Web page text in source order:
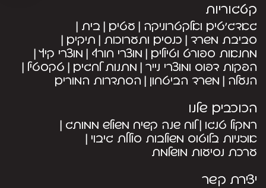
קטגוריות
גאדג’טים ואלקטרוניקה עטים בית
סביבת משרד כנסים ותערוכות תיקים
מחנאות ספורט וטיולים מוצרי חורף מוצרי קיץ
הפקות דפוס ומוצרי נייר מתנות לחגים טקסטיל
הנעלה משרד הביטחון הסתדרות המורים
הכוכבים שלנו
רמקול טנגו לוח שנה קשיח משולש ממותג
אוזניות בלוטוס משולבות סוללת גיבוי
ערכת נסיעות מושלמת
יצירת קשר